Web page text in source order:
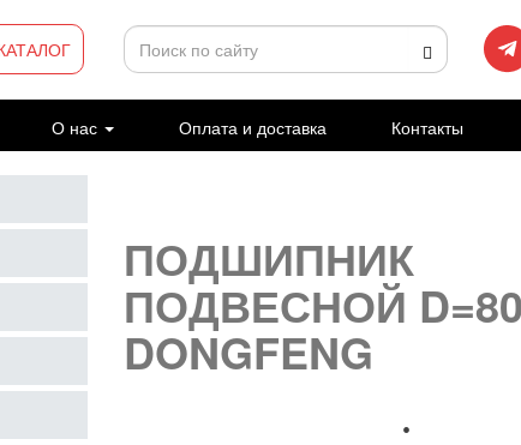
О нас Оплата и доставка Контакты
ПОДШИПНИК
ПОДВЕСНОЙ D=80
DONGFENG